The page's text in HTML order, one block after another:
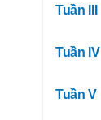
Tuần III
Tuần IV
Tuần V